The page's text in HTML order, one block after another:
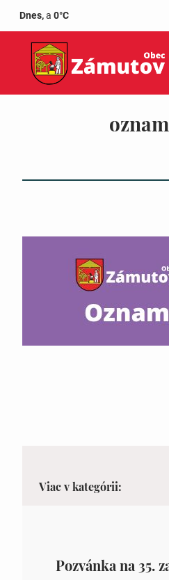
Dnes,a 0°C
oznam
Viac v kategórii: